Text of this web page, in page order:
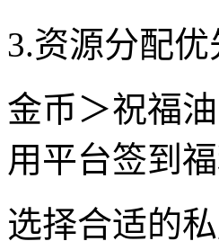
3.资源分配优
金币＞祝福
用平台签到福
选择合适的